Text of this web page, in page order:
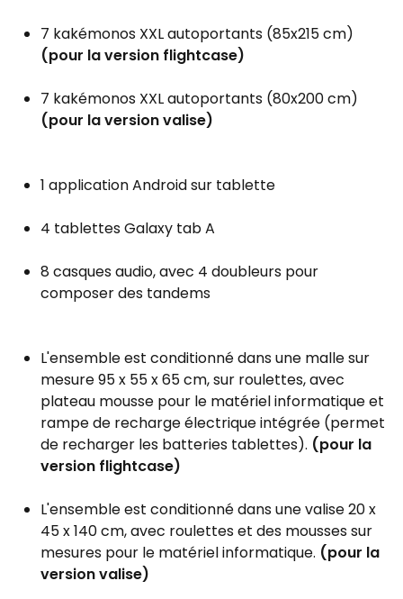
7 kakémonos XXL autoportants (85x215 cm)
(pour la version flightcase)
7 kakémonos XXL autoportants (80x200 cm)
(pour la version valise)
1 application Android sur tablette
4 tablettes Galaxy tab A
8 casques audio, avec 4 doubleurs pour
composer des tandems
L'ensemble est conditionné dans une malle sur
mesure 95 x 55 x 65 cm, sur roulettes, avec
plateau mousse pour le matériel informatique et
rampe de recharge électrique intégrée (permet
de recharger les batteries tablettes). (pour la
version flightcase)
L'ensemble est conditionné dans une valise 20 x
45 x 140 cm, avec roulettes et des mousses sur
mesures pour le matériel informatique. (pour la
version valise)